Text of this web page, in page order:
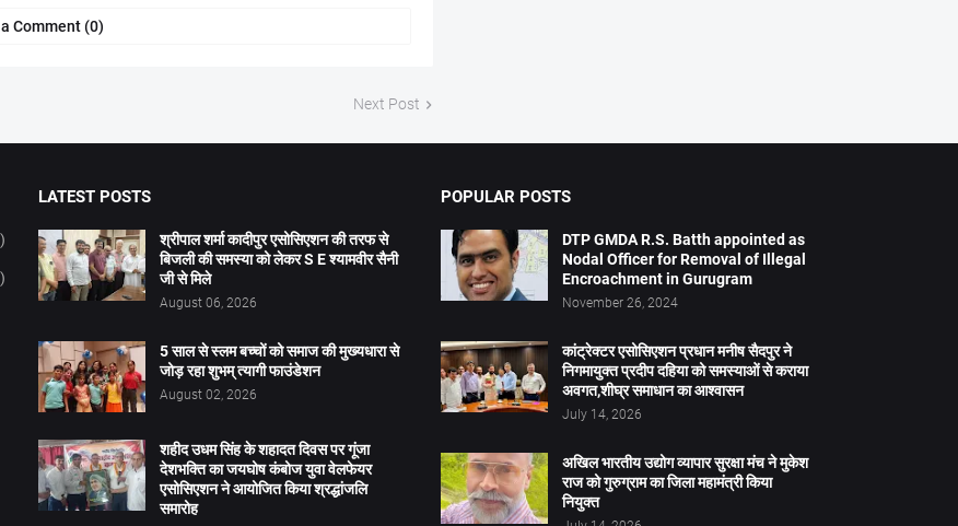
Comment (0)
Next Post
LATEST POSTS
श्रीपाल शर्मा कादीपुर एसोसिएशन की तरफ से
बिजली की समस्या को लेकर S E श्यामवीर सैनी
जी से मिले
August 06, 2026
5 साल से स्लम बच्चों को समाज की मुख्यधारा से
जोड़ रहा शुभम् त्यागी फाउंडेशन
August 02, 2026
शहीद उधम सिंह के शहादत दिवस पर गूंजा
देशभक्ति का जयघोष कंबोज युवा वेलफेयर
एसोसिएशन ने आयोजित किया श्रद्धांजलि
समारोह
POPULAR POSTS
DTP GMDA R.S. Batth appointed as
Nodal Officer for Removal of Illegal
Encroachment in Gurugram
November 26, 2024
कांट्रेक्टर एसोसिएशन प्रधान मनीष सैदपुर ने
निगमायुक्त प्रदीप दहिया को समस्याओं से कराया
अवगत,शीघ्र समाधान का आश्वासन
July 14, 2026
अखिल भारतीय उद्योग व्यापार सुरक्षा मंच ने मुकेश
राज को गुरुग्राम का जिला महामंत्री किया
नियुक्त